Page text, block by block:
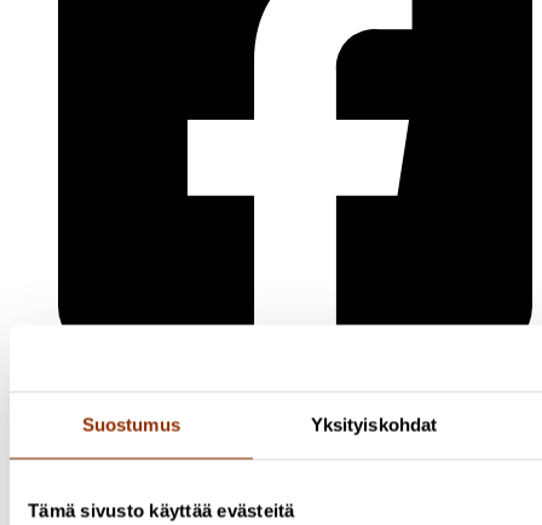
Suostumus Yksityiskohdat
Tämä sivusto käyttää evästeitä